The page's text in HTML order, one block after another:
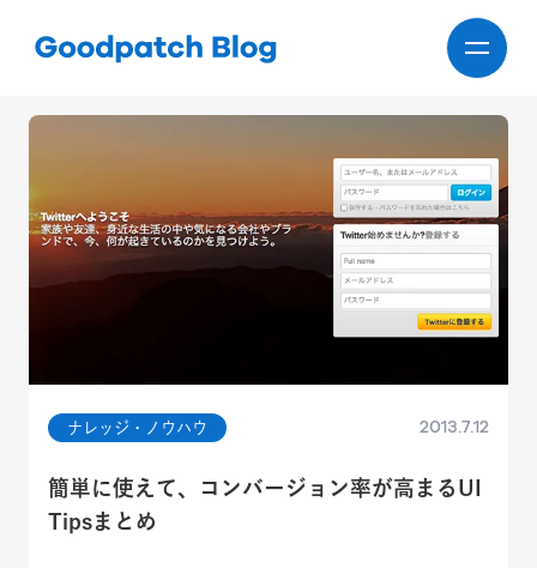
Goodpatch Blog ホーム
ナレッジ・ノウハウ 2013.7.12
簡単に使えて、コンバージョン率が高まるUI
Tipsまとめ